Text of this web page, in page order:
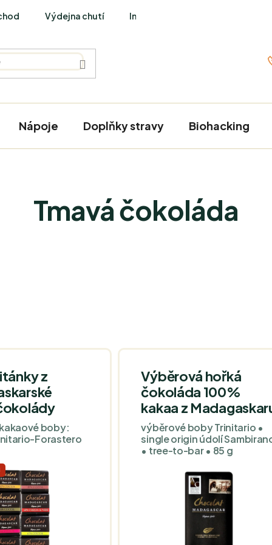
Výdejna chutí Interviews
Nápoje Doplňky stravy Biohacking
Tmavá čokoláda
z
boby:
Forastero
Výběrová hořká
čokoláda 100%
kakaa z
výběrové boby Trinitario •
single origin údolí
• tree-to-bar • 85 g